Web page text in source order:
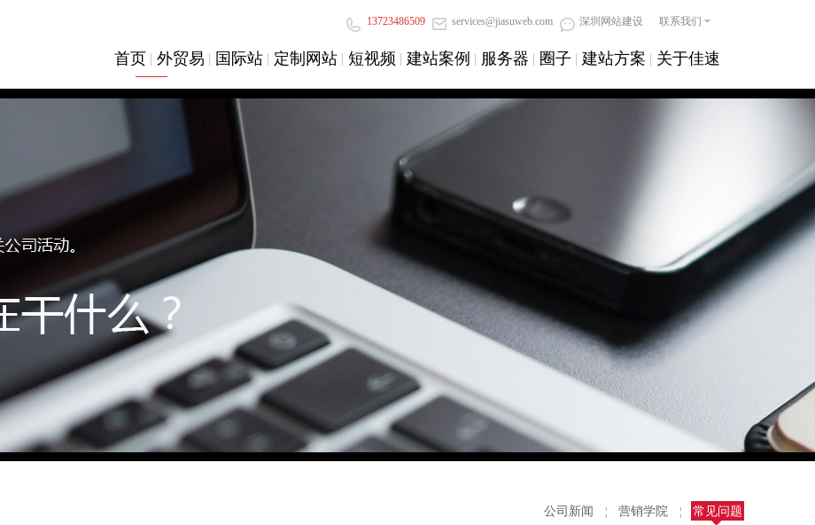
13723486509 services@jiasuweb.com 深圳网站建设 联系我们
首页 外贸易 国际站 定制网站 短视频 建站案例 服务器 圈子 建站方案 关于佳速
公司新闻 ¦ 营销学院 ¦ 常见问题